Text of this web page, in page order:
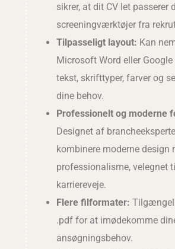
sikrer, at dit CV let passerer
screeningværktøjer fra
Tilpasseligt layout: Kan
Microsoft Word eller
tekst, skrifttyper, farver og
dine behov.
Professionelt og moderne
Designet af
kombinere moderne design
professionalisme, velegnet
karriereveje.
Flere filformater:
.pdf for at imødekomme
ansøgningsbehov.